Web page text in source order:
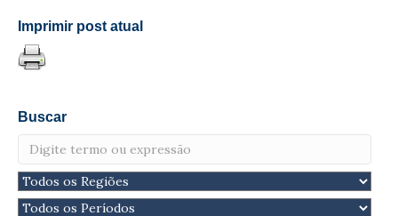
Imprimir post atual
Buscar